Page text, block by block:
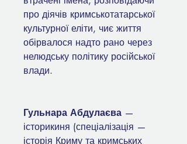
про діячів кримськотатарської
культурної еліти, чиє життя
обірвалося надто рано через
нелюдську політику російської
влади.
Гульнара Абдулаєва —
історикиня (спеціалізація —
історія Криму та кримських